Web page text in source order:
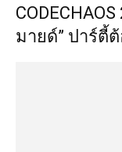
มายด์” ปาร์ตี้